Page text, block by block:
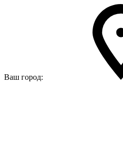
Ваш город: